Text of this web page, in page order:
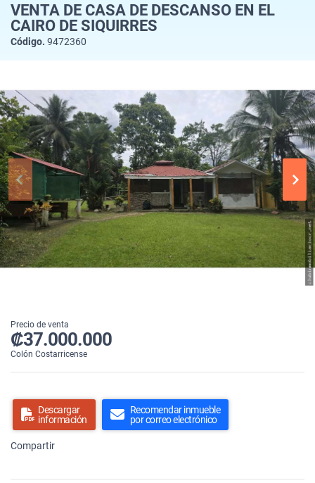
VENTA DE CASA DE DESCANSO EN EL
CAIRO DE SIQUIRRES
Código. 9472360
Precio de venta
₡37.000.000
Colón Costarricense
Descargar
información
Recomendar inmueble
por correo electrónico
Compartir